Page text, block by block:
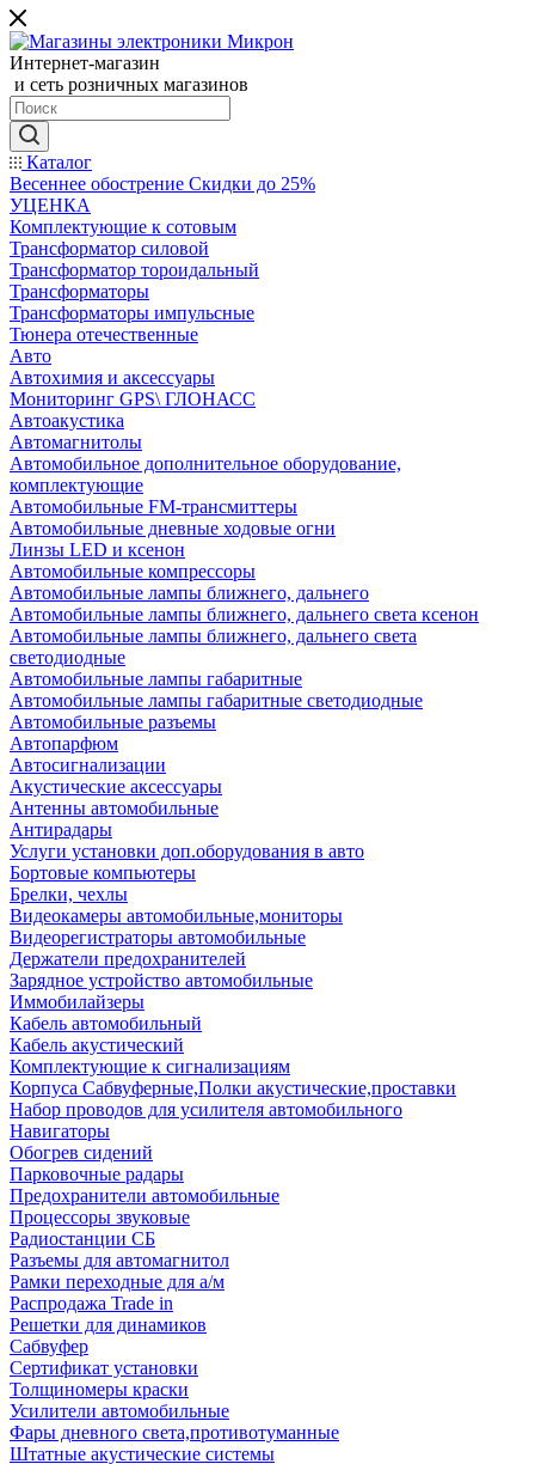
Интернет-магазин
и сеть розничных магазинов
Каталог
Весеннее обострение Скидки до 25%
УЦЕНКА
Комплектующие к сотовым
Трансформатор силовой
Трансформатор тороидальный
Трансформаторы
Трансформаторы импульсные
Тюнера отечественные
Авто
Автохимия и аксессуары
Мониторинг GPS\ ГЛОНАСС
Автоакустика
Автомагнитолы
Автомобильное дополнительное оборудование,
комплектующие
Автомобильные FM-трансмиттеры
Автомобильные дневные ходовые огни
Линзы LED и ксенон
Автомобильные компрессоры
Автомобильные лампы ближнего, дальнего
Автомобильные лампы ближнего, дальнего света ксенон
Автомобильные лампы ближнего, дальнего света
светодиодные
Автомобильные лампы габаритные
Автомобильные лампы габаритные светодиодные
Автомобильные разъемы
Автопарфюм
Автосигнализации
Акустические аксессуары
Антенны автомобильные
Антирадары
Услуги установки доп.оборудования в авто
Бортовые компьютеры
Брелки, чехлы
Видеокамеры автомобильные,мониторы
Видеорегистраторы автомобильные
Держатели предохранителей
Зарядное устройство автомобильные
Иммобилайзеры
Кабель автомобильный
Кабель акустический
Комплектующие к сигнализациям
Корпуса Сабвуферные,Полки акустические,проставки
Набор проводов для усилителя автомобильного
Навигаторы
Обогрев сидений
Парковочные радары
Предохранители автомобильные
Процессоры звуковые
Радиостанции СБ
Разъемы для автомагнитол
Рамки переходные для а/м
Распродажа Trade in
Решетки для динамиков
Сабвуфер
Сертификат установки
Толщиномеры краски
Усилители автомобильные
Фары дневного света,противотуманные
Штатные акустические системы